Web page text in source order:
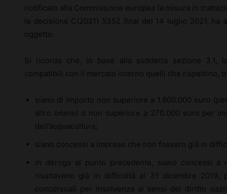
notificato alla Commissione europea la misura in
la decisione C(2021) 5352 final del 14 luglio 2021, ha
oggetto.
Si ricorda che, in base alla suddetta sezione 3.1,
compatibili con il mercato interno quelli che rispettino,
siano di importo non superiore a 1.800.000 euro
altro onere) o non superiore a 270.000 euro per
dell’acquacoltura;
siano concessi a imprese che non fossero già in
in deroga al punto precedente, siano concessi
risultavano già in difficoltà al 31 dicembre 2019,
concorsuali per insolvenza ai sensi del diritto